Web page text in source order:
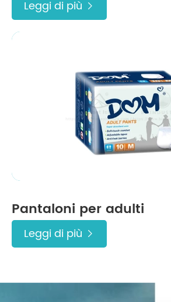
Leggi di più 
Pantaloni per adulti
Leggi di più 